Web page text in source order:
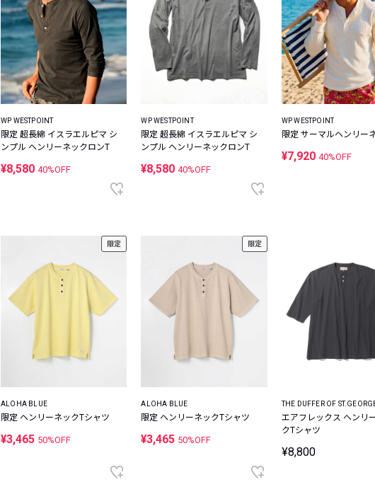
WP WESTPOINT
限定 超長綿 イスラエルピマ シ
ンプル ヘンリーネックロンT
¥8,580 40%OFF
WP WESTPOINT
限定 超長綿 イスラエルピマ シ
ンプル ヘンリーネックロンT
¥8,58040%OFF
WP WESTPOINT
限定 サーマルヘンリー
¥7,920 40%OFF
限定
ALOHA BLUE
限定 ヘンリーネックTシャツ
¥3,465 50%OFF
限定
ALOHA BLUE
限定 ヘンリーネックTシャツ
¥3,465 50%OFF
THE DUFFER OF
エアフレックス ヘンリ
クTシャツ
¥8,800